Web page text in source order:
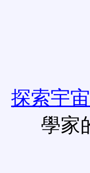
探索宇宙
學家